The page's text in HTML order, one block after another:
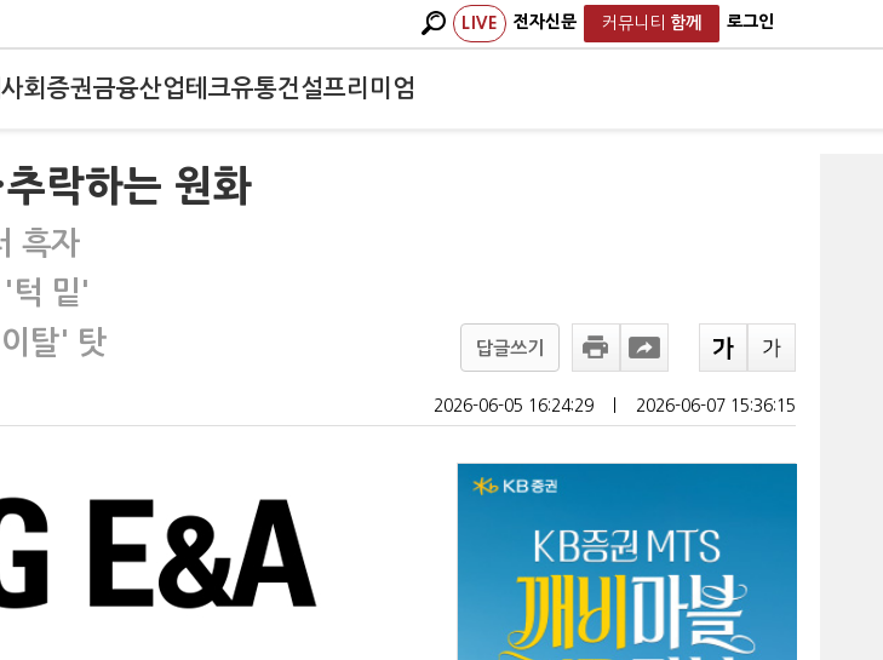
LIVE 전자신문 커뮤니티 함께 로그인
사회 증권금융산업테크유통건설프리미엄
락하는 원화
흑자
턱 밑'
탈' 탓
답글쓰기
2026-06-05 16:24:29 2026-06-07 15:36:15